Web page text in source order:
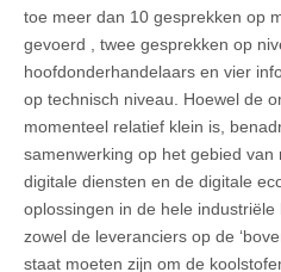
toe meer dan 10 gesprekken op
gevoerd , twee gesprekken op
hoofdonderhandelaars en vier
op technisch niveau. Hoewel de
momenteel relatief klein is,
samenwerking op het gebied
digitale diensten en de digitale
oplossingen in de hele
zowel de leveranciers op de
staat moeten zijn om de